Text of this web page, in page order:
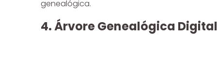
genealógica.
4. Árvore Genealógica Digital